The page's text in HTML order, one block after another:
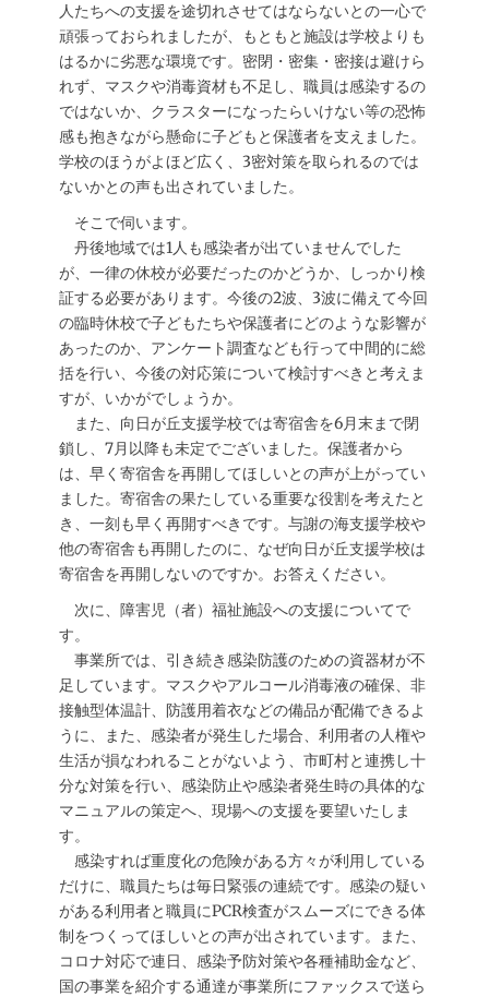
人たちへの支援を途切れさせてはならないとの一心で
頑張っておられましたが、もともと施設は学校よりも
はるかに劣悪な環境です。密閉・密集・密接は避けら
れず、マスクや消毒資材も不足し、職員は感染するの
ではないか、クラスターになったらいけない等の恐怖
感も抱きながら懸命に子どもと保護者を支えました。
学校のほうがよほど広く、3密対策を取られるのでは
ないかとの声も出されていました。
そこで伺います。
丹後地域では1人も感染者が出ていませんでした
が、一律の休校が必要だったのかどうか、しっかり検
証する必要があります。今後の2波、3波に備えて今回
の臨時休校で子どもたちや保護者にどのような影響が
あったのか、アンケート調査なども行って中間的に総
括を行い、今後の対応策について検討すべきと考えま
すが、いかがでしょうか。
また、向日が丘支援学校では寄宿舎を6月末まで閉
鎖し、7月以降も未定でございました。保護者から
は、早く寄宿舎を再開してほしいとの声が上がってい
ました。寄宿舎の果たしている重要な役割を考えたと
き、一刻も早く再開すべきです。与謝の海支援学校や
他の寄宿舎も再開したのに、なぜ向日が丘支援学校は
寄宿舎を再開しないのですか。お答えください。
次に、障害児（者）福祉施設への支援についてで
す。
事業所では、引き続き感染防護のための資器材が不
足しています。マスクやアルコール消毒液の確保、非
接触型体温計、防護用着衣などの備品が配備できるよ
うに、また、感染者が発生した場合、利用者の人権や
生活が損なわれることがないよう、市町村と連携し十
分な対策を行い、感染防止や感染者発生時の具体的な
マニュアルの策定へ、現場への支援を要望いたしま
す。
感染すれば重度化の危険がある方々が利用している
だけに、職員たちは毎日緊張の連続です。感染の疑い
がある利用者と職員にPCR検査がスムーズにできる体
制をつくってほしいとの声が出されています。また、
コロナ対応で連日、感染予防対策や各種補助金など、
国の事業を紹介する通達が事業所にファックスで送ら